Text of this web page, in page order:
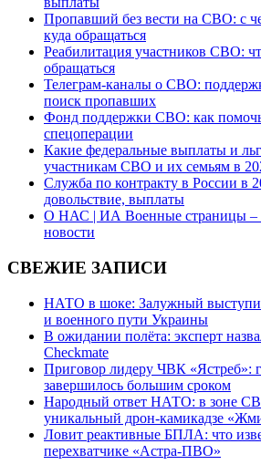
Пропавший без вести на СВО: с
куда обращаться
Реабилитация участников СВО:
обращаться
Телеграм-каналы о СВО:
поиск пропавших
Фонд поддержки СВО: как
спецоперации
Какие федеральные выплаты и
участникам СВО и их семьям в
Служба по контракту в России в
довольствие, выплаты
О НАС | ИА Военные страницы –
новости
СВЕЖИЕ ЗАПИСИ
НАТО в шоке: Залужный
и военного пути Украины
В ожидании полёта: эксперт
Checkmate
Приговор лидеру ЧВК «Ястреб»:
завершилось большим сроком
Народный ответ НАТО: в зоне
уникальный дрон-камикадзе
Ловит реактивные БПЛА: что
перехватчике «Астра-ПВО»